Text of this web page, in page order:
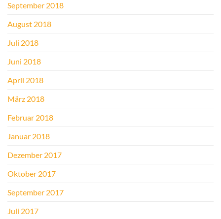
September 2018
August 2018
Juli 2018
Juni 2018
April 2018
März 2018
Februar 2018
Januar 2018
Dezember 2017
Oktober 2017
September 2017
Juli 2017